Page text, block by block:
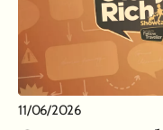
11/06/2026